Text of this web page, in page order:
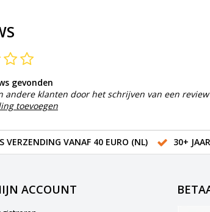
gevonden
andere klanten door het schrijven van een review
toevoegen
VERZENDING VANAF 40 EURO (NL) 30+
ACCOUNT